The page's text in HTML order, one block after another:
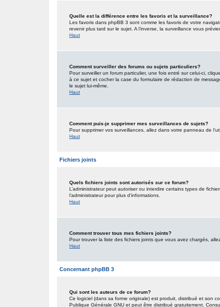
Quelle est la différence entre les favoris et la surveillance?
Les favoris dans phpBB 3 sont comme les favoris de votre
revenir plus tard sur le sujet. A l’inverse, la surveillance vous
Haut
Comment surveiller des forums ou sujets particuliers?
Pour surveiller un forum particulier, une fois entré sur celui-ci,
à ce sujet et cocher la case du formulaire de rédaction de
le sujet lui-même.
Haut
Comment puis-je supprimer mes surveillances de sujets?
Pour supprimer vos surveillances, allez dans votre panneau de
Haut
Fichiers joints
Quels fichiers joints sont autorisés sur ce forum?
L’administrateur peut autoriser ou interdire certains types de
l’administrateur pour plus d’informations.
Haut
Comment trouver tous mes fichiers joints?
Pour trouver la liste des fichiers joints que vous avez chargés,
Haut
Concernant phpBB 3
Qui sont les auteurs de ce forum?
Ce logiciel (dans sa forme originale) est produit, distribué et son
Publique Générale GNU et peut être distribué gratuitement.